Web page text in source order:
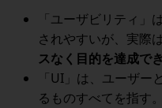
「ユーザビリティ」
されやすいが、実際は
スなく目的を達成でき
「UI 」は、ユーザ
るものすべてを指す。